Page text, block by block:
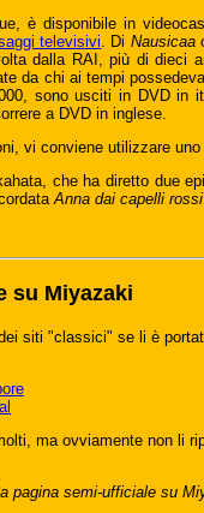
è disponibile in
televisivi. Di Nausicaa
dalla RAI, più di dieci
da chi ai tempi
sono usciti in DVD in
a DVD in inglese.
vi conviene utilizzare
che ha diretto due
Anna dai capelli rossi
su Miyazaki
siti "classici" se li è
ma ovviamente non li
pagina semi-ufficiale su